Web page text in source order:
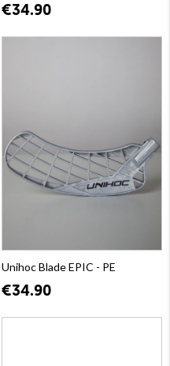
€34.90
Unihoc Blade EPIC - PE
€34.90